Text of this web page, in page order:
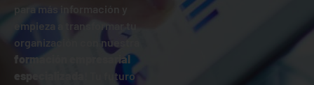
para más información y
empieza a transformar tu
organización con nuestra
formación empresarial
especializada
! Tu futuro